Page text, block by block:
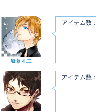
加瀬 礼二
アイテム数
アイテム数